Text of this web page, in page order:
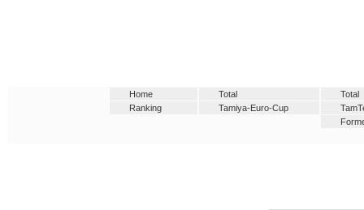
Home
Ranking
Total
Tamiya-Euro-Cup
Total